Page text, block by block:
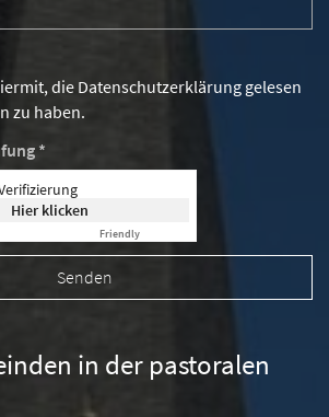
die Datenschutzerklärung gelesen
zu haben.
*
Hier klicken
Friendly
in der pastoralen